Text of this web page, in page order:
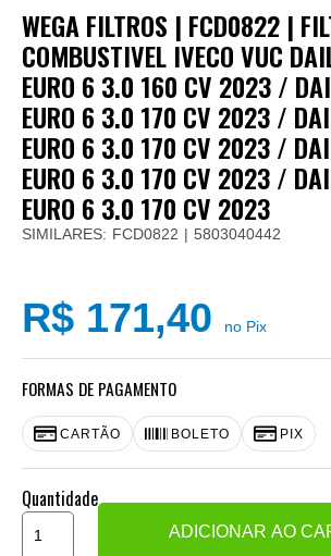
WEGA FILTROS | FCD0822 |
COMBUSTIVEL IVECO VUC
EURO 6 3.0 160 CV 2023 /
EURO 6 3.0 170 CV 2023 /
EURO 6 3.0 170 CV 2023 /
EURO 6 3.0 170 CV 2023 /
EURO 6 3.0 170 CV 2023
SIMILARES: FCD0822 5803040442
R$ 171,40 no Pix
FORMAS DE PAGAMENTO
CARTÃO BOLETO PIX
Quantidade
ADICIONAR AO